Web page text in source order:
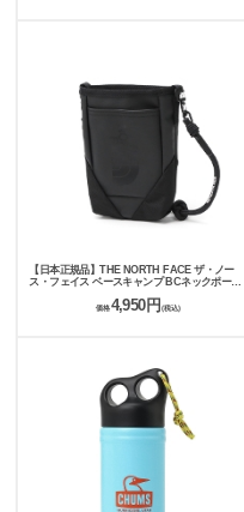
【日本正規品】THE NORTH FACE ザ・ノー
ス・フェイス ベースキャンプ BCネックポーチ
価格 4,950円 (税込)